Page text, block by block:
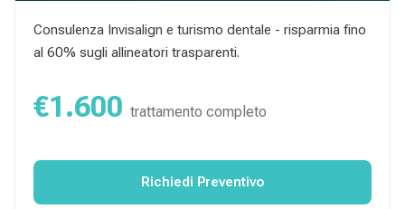
Consulenza Invisalign e turismo dentale - risparmia fino
al 60% sugli allineatori trasparenti.
€1.600 trattamento completo
Richiedi Preventivo